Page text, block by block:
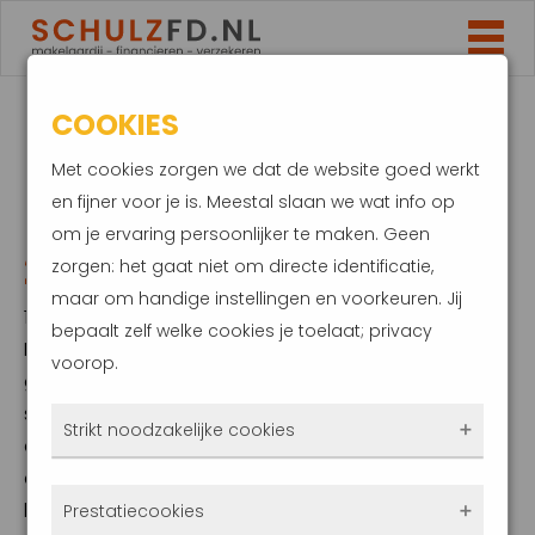
FIJNE FEESTDAGEN EN
EEN VOORSPOEDIG
2025
16 december 2024
Nu het jaar ten einde loopt, willen we je
graag fijne kerstdagen toewensen. Maak er
samen met je naasten een gezellige tijd van
en laat 2025 een jaar vol geluk, gezondheid
en voorspoed worden!Daarnaast willen we je
bedanken voor het vertrouwen in onze
COOKIES
Met cookies zorgen we dat de website goed werkt
en fijner voor je is. Meestal slaan we wat info op
om je ervaring persoonlijker te maken. Geen
zorgen: het gaat niet om directe identificatie,
maar om handige instellingen en voorkeuren. Jij
bepaalt zelf welke cookies je toelaat; privacy
voorop.
Strikt noodzakelijke cookies
Prestatiecookies